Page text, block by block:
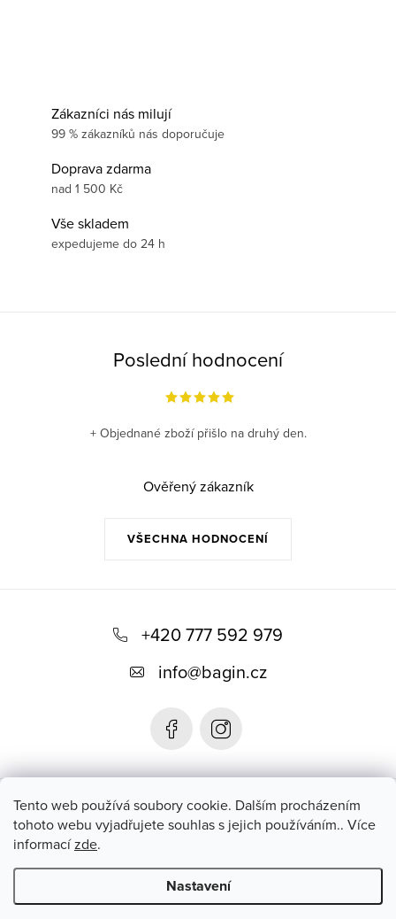
Tento web používá soubory cookie. Dalším procházením
tohoto webu vyjadřujete souhlas s jejich používáním.. Více
informacízde.
Nastavení
Zákazníci nás milují
99 % zákazníků nás doporučuje
Doprava zdarma
nad 1 500 Kč
Vše skladem
expedujeme do 24 h
Poslední hodnocení
VŠECHNA HODNOCENÍ
+ Objednané zboží přišlo na druhý den.
Ověřený zákazník
+420 777 592 979
info@bagin.cz
Bagin.cz
Instagram
Copyright 2026Bagin.cz. Všechna práva vyhrazena.Upravit